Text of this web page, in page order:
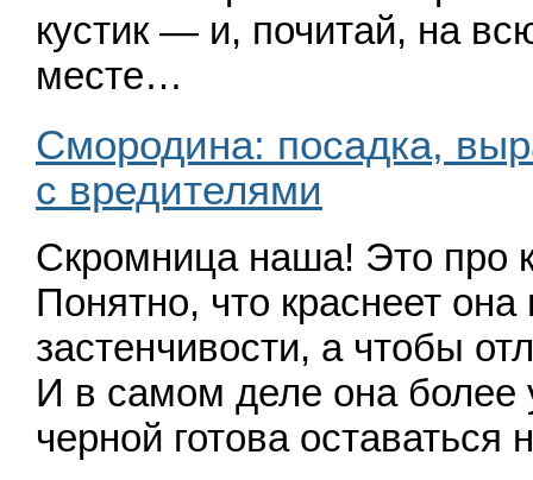
кустик — и, почитай, на
месте…
Смородина: посадка,
с вредителями
Скромница наша! Это про
Понятно, что краснеет
застенчивости, а чтобы
И в самом деле она
черной готова